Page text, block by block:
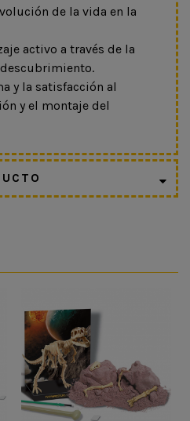
de la vida en la
activo a través de la
y la satisfacción al
y el montaje del